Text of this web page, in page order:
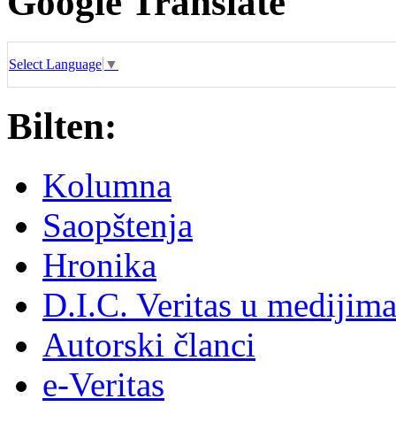
Select Language ▼
Bilten:
Kolumna
Saopštenja
Hronika
D.I.C. Veritas u medijima
Autorski članci
e-Veritas